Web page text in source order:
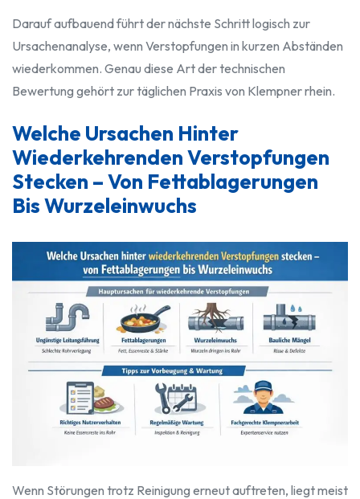
Darauf aufbauend führt der nächste Schritt logisch zur
Ursachenanalyse, wenn Verstopfungen in kurzen Abständen
wiederkommen. Genau diese Art der technischen
Bewertung gehört zur täglichen Praxis von Klempner rhein.
Welche Ursachen Hinter
Wiederkehrenden Verstopfungen
Stecken – Von Fettablagerungen
Bis Wurzeleinwuchs
Wenn Störungen trotz Reinigung erneut auftreten, liegt meist